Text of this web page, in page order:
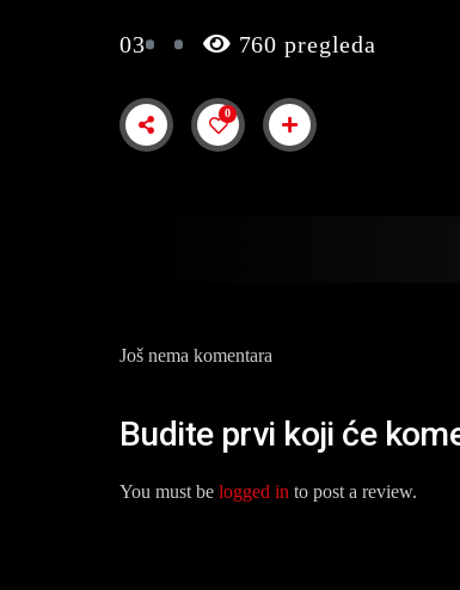
03 760 pregleda
0
Još nema komentara
Budite prvi koji će
You must be logged in to post a review.